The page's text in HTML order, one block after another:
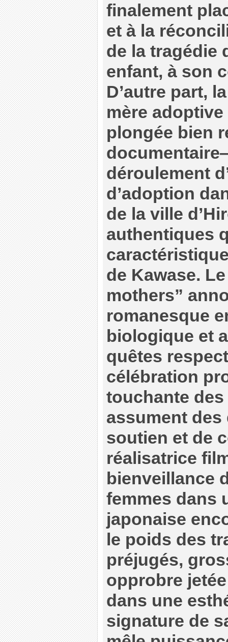
finalement
et à la
de la tragédie
enfant, à son
D’autre part,
mère
plongée bien
déroulement
d’adoption
de la ville
authentiques
de Kawase.
mothers”
romanesque
biologique et
quêtes
célébration
touchante
assument des
soutien et de
réalisatrice
bienveillance
femmes dans
japonaise
le poids des
préjugés,
opprobre
dans une
signature de